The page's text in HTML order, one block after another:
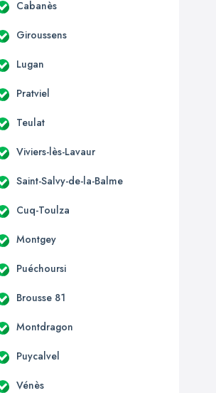
Cabanès
Giroussens
Lugan
Pratviel
Teulat
Viviers-lès-Lavaur
Saint-Salvy-de-la-Balme
Cuq-Toulza
Montgey
Puéchoursi
Brousse 81
Montdragon
Puycalvel
Vénès